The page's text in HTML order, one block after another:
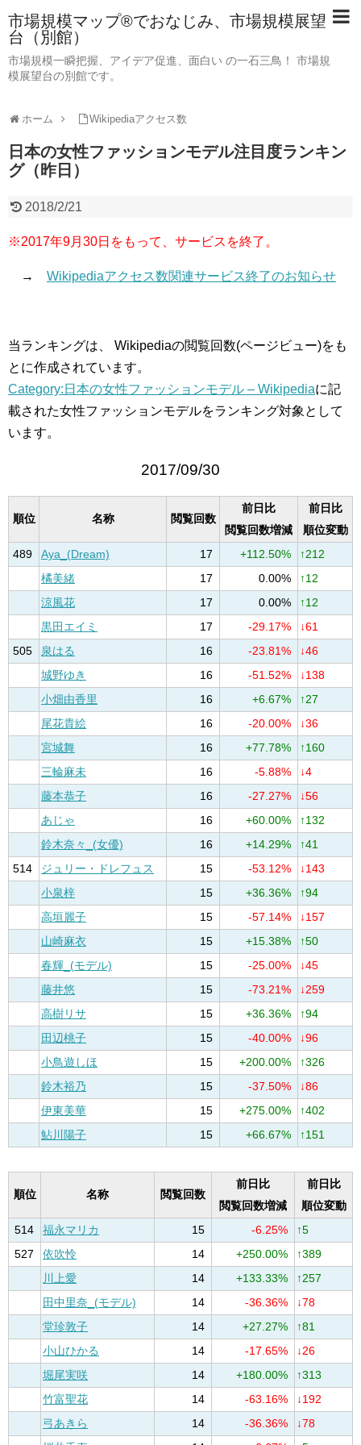
市場規模マップ®でおなじみ、市場規模展望
台（別館）
市場規模一瞬把握、アイデア促進、面白い の一石三鳥！ 市場規
模展望台の別館です。
ホーム Wikipediaアクセス数
日本の女性ファッションモデル注目度ランキン
グ（昨日）
2018/2/21
※2017年9月30日をもって、サービスを終了。
→ Wikipediaアクセス数関連サービス終了のお知らせ
当ランキングは、 Wikipediaの閲覧回数(ページビュー)をも
とに作成されています。
Category:日本の女性ファッションモデル – Wikipediaに記
載された女性ファッションモデルをランキング対象として
います。
2017/09/30
順位 名称 閲覧回数
前日比
閲覧回数増減
前日比
順位変動
489
Aya_(Dream) 17 +112.50%
↑212
橘美緒
17 0.00%
↑12
涼風花
17 0.00%
↑12
黒田エイミ
17 -29.17%
↓61
505
泉はる 16 -23.81%
↓46
城野ゆき
16 -51.52%
↓138
小畑由香里
16 +6.67%
↑27
尾花貴絵
16 -20.00%
↓36
宮城舞
16 +77.78%
↑160
三輪麻未
16 -5.88%
↓4
藤本恭子
16 -27.27%
↓56
あじゃ
16 +60.00%
↑132
鈴木奈々_(女優)
16 +14.29%
↑41
514
ジュリー・ドレフュス 15 -53.12%
↓143
小泉梓
15 +36.36%
↑94
高垣麗子
15 -57.14%
↓157
山崎麻衣
15 +15.38%
↑50
春輝_(モデル)
15 -25.00%
↓45
藤井悠
15 -73.21%
↓259
高樹リサ
15 +36.36%
↑94
田辺桃子
15 -40.00%
↓96
小鳥遊しほ
15 +200.00%
↑326
鈴木裕乃
15 -37.50%
↓86
伊東美華
15 +275.00%
↑402
鮎川陽子
15 +66.67% ↑151
順位 名称 閲覧回数
前日比
閲覧回数増減
前日比
順位変動
514
福永マリカ 15 -6.25%
↑5
527
依吹怜 14 +250.00%
↑389
川上愛
14 +133.33%
↑257
田中里奈_(モデル)
14 -36.36%
↓78
堂珍敦子
14 +27.27%
↑81
小山ひかる
14 -17.65%
↓26
堀尾実咲
14 +180.00%
↑313
竹富聖花
14 -63.16%
↓192
弓あきら
14 -36.36%
↓78